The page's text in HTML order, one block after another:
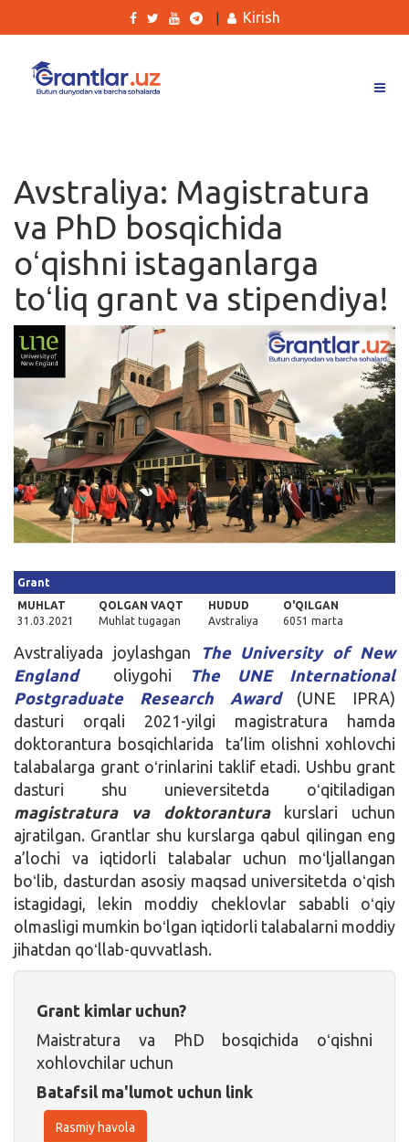
Ishlar
Kurslar
Blog
Yana
Kirish
Kirish
Avstraliya: Magistratura
va PhD bosqichida
oʻqishni istaganlarga
toʻliq grant va stipendiya!
Grant
MUHLAT
31.03.2021
QOLGAN VAQT
Muhlat tugagan
HUDUD
Avstraliya
O'QILGAN
6051 marta
Avstraliyada joylashgan
The University of New
England
oliygohi
The UNE International
Postgraduate Research Award(UNE IPRA)
dasturi orqali 2021-yilgi magistratura hamda
doktorantura bosqichlarida ta’lim olishni xohlovchi
talabalarga grant oʻrinlarini taklif etadi. Ushbu grant
dasturi shu unieversitetda oʻqitiladigan
magistratura va doktoranturakurslari uchun
ajratilgan. Grantlar shu kurslarga qabul qilingan eng
a’lochi va iqtidorli talabalar uchun moʻljallangan
boʻlib, dasturdan asosiy maqsad universitetda oʻqish
istagidagi, lekin moddiy cheklovlar sababli oʻqiy
olmasligi mumkin boʻlgan iqtidorli talabalarni moddiy
jihatdan qoʻllab-quvvatlash.
Grant kimlar uchun?
Maistratura va PhD bosqichida oʻqishni
xohlovchilar uchun
Batafsil ma'lumot uchun link
Rasmiy havola